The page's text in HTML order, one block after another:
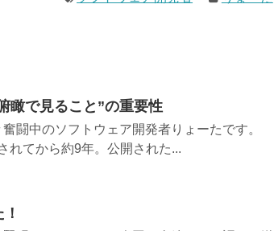
瞰で見ること”の重要性
闘中のソフトウェア開発者りょーたです。
れてから約9年。公開された...